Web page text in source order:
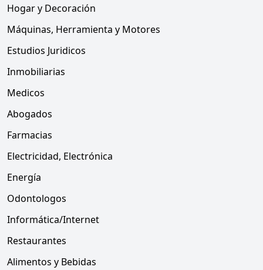
Hogar y Decoración
Máquinas, Herramienta y Motores
Estudios Juridicos
Inmobiliarias
Medicos
Abogados
Farmacias
Electricidad, Electrónica
Energía
Odontologos
Informática/Internet
Restaurantes
Alimentos y Bebidas